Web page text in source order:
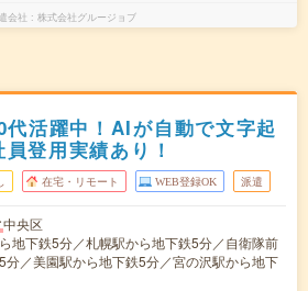
会社 株式会社グルージョブ
代活躍中！AIが自動で文字起
登用実績あり！
在宅・リモート WEB登録OK 派遣
中央区
地下鉄5分／札幌駅から地下鉄5分／自衛隊前
分／美園駅から地下鉄5分／宮の沢駅から地下